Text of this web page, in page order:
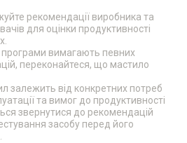
рекомендації виробника та
для оцінки продуктивності
вимагають певних
переконайтеся, що мастило
залежить від конкретних потреб
та вимог до продуктивності
звернутися до рекомендацій
засобу перед його